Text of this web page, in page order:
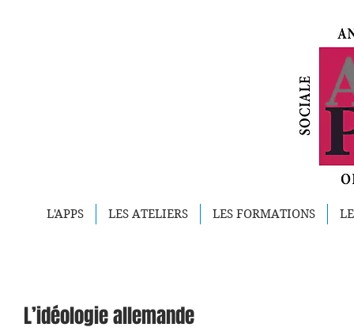
L'APPS LES ATELIERS LES FORMATIONS
L’idéologie allemande